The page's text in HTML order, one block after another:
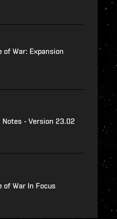
of War: Expansion
Notes - Version 23.02
of War In Focus